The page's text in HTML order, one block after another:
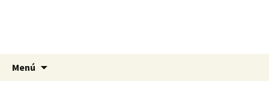
La Yunta de Tepic
La nueva opción en información
Menú